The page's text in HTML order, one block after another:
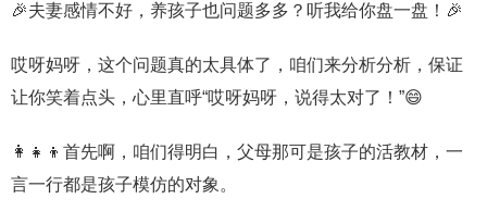
🎉夫妻感情不好，养孩子也问题多多？听我给你盘一盘！🎉
哎呀妈呀，这个问题真的太具体了，咱们来分析分析，保证
让你笑着点头，心里直呼“哎呀妈呀，说得太对了！”😄
👩‍👧‍👦首先啊，咱们得明白，父母那可是孩子的活教材，一
言一行都是孩子模仿的对象。